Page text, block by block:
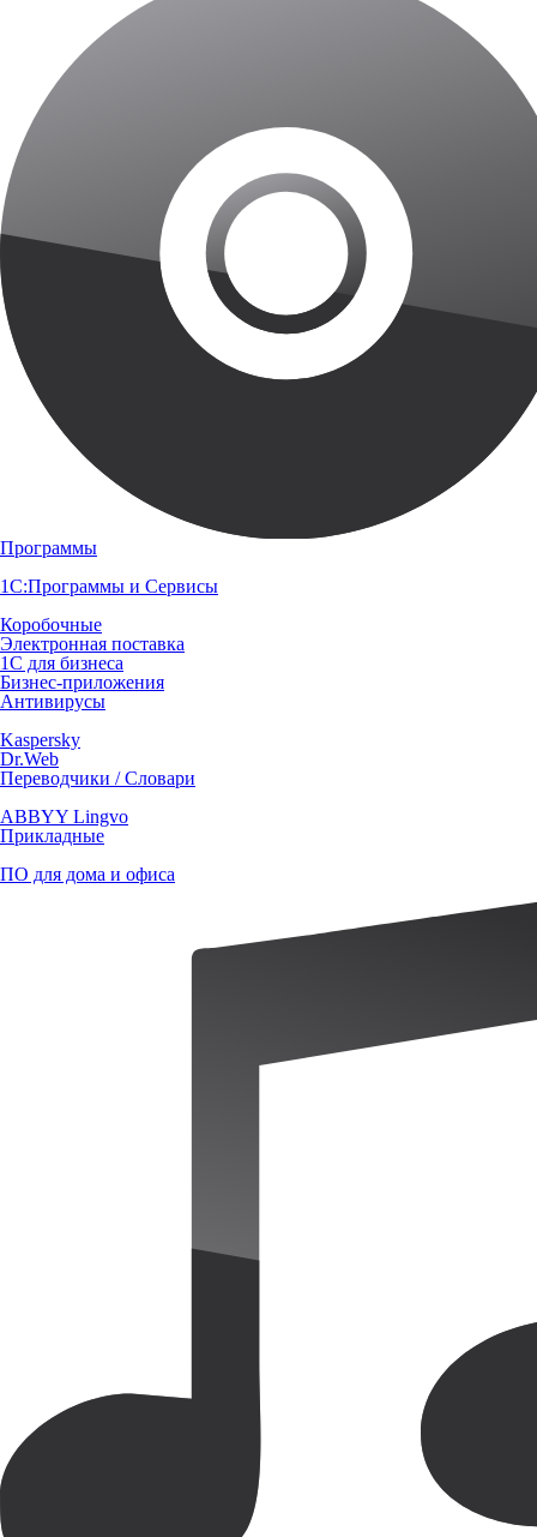
Программы
1С:Программы и Сервисы
Коробочные
Электронная поставка
1С для бизнеса
Бизнес-приложения
Антивирусы
Kaspersky
Dr.Web
Переводчики / Словари
ABBYY Lingvo
Прикладные
ПО для дома и офиса